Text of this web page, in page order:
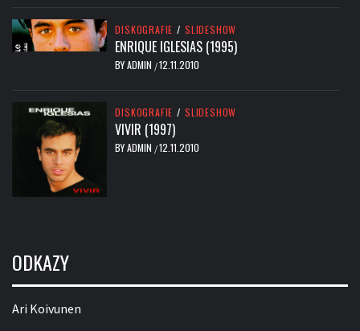
DISKOGRAFIE / SLIDESHOW
ENRIQUE IGLESIAS (1995)
BYADMIN /12.11.2010
DISKOGRAFIE / SLIDESHOW
VIVIR (1997)
BYADMIN /12.11.2010
ODKAZY
Ari Koivunen